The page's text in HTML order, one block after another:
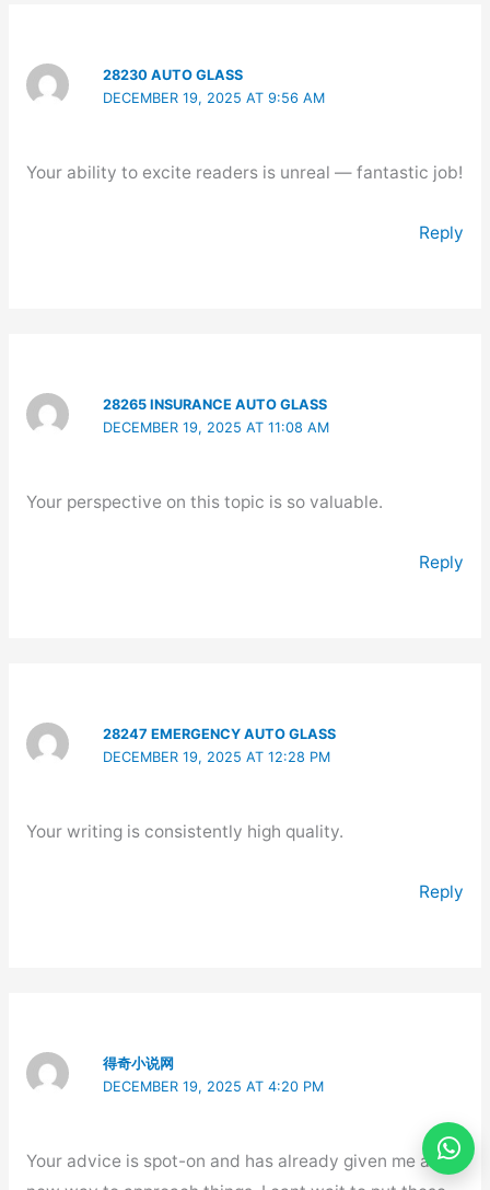
28230 AUTO GLASS
DECEMBER 19, 2025 AT 9:56 AM
Your ability to excite readers is unreal — fantastic job!
Reply
28265 INSURANCE AUTO GLASS
DECEMBER 19, 2025 AT 11:08 AM
Your perspective on this topic is so valuable.
Reply
28247 EMERGENCY AUTO GLASS
DECEMBER 19, 2025 AT 12:28 PM
Your writing is consistently high quality.
Reply
得奇小说网
DECEMBER 19, 2025 AT 4:20 PM
Your advice is spot-on and has already given me a